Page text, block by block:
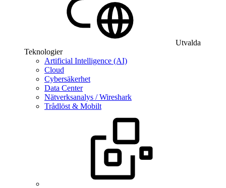
Utvalda
Teknologier
Artificial Intelligence (AI)
Cloud
Cybersäkerhet
Data Center
Nätverksanalys / Wireshark
Trådlöst & Mobilt